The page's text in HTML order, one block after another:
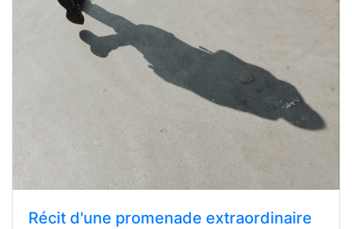
Récit d'une promenade extraordinaire